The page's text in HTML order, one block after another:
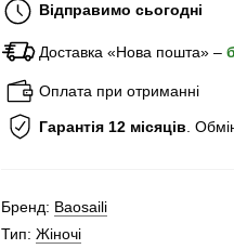
Відправимо сьогодні
Доставка «Нова пошта» –
Оплата при отриманні
Гарантія 12 місяців .
Бренд: Baosaili
Тип:Жіночі